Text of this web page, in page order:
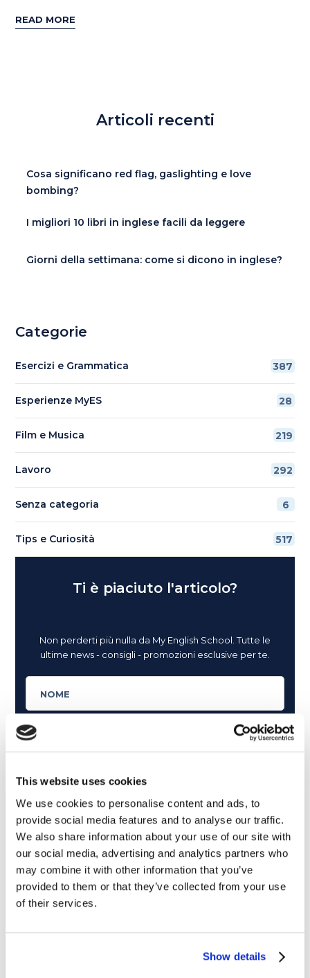
This website uses cookies
We use cookies to personalise content and ads, to
provide social media features and to analyse our traffic.
We also share information about your use of our site with
our social media, advertising and analytics partners who
may combine it with other information that you’ve
provided to them or that they’ve collected from your use
of their services.
Show details
READ MORE
Articoli recenti
Cosa significano red flag, gaslighting e love
bombing?
I migliori 10 libri in inglese facili da leggere
Giorni della settimana: come si dicono in inglese?
Categorie
Esercizi e Grammatica 387
Esperienze MyES 28
Film e Musica 219
Lavoro 292
Senza categoria 6
Tips e Curiosità 517
Ti è piaciuto l'articolo?
Non perderti più nulla da My English School. Tutte le
ultime news - consigli - promozioni esclusive per te.